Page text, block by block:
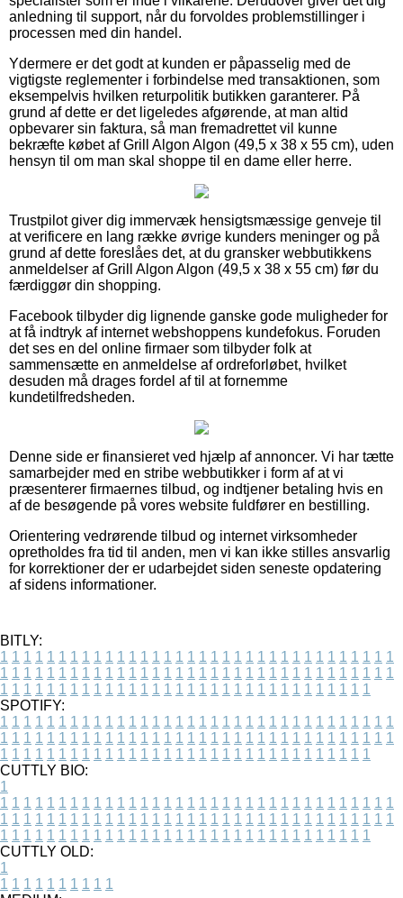
anledning til support, når du forvoldes problemstillinger i
processen med din handel.
Ydermere er det godt at kunden er påpasselig med de
vigtigste reglementer i forbindelse med transaktionen, som
eksempelvis hvilken returpolitik butikken garanterer. På
grund af dette er det ligeledes afgørende, at man altid
opbevarer sin faktura, så man fremadrettet vil kunne
bekræfte købet af Grill Algon Algon (49,5 x 38 x 55 cm), uden
hensyn til om man skal shoppe til en dame eller herre.
Trustpilot giver dig immervæk hensigtsmæssige genveje til
at verificere en lang række øvrige kunders meninger og på
grund af dette foreslåes det, at du gransker webbutikkens
anmeldelser af Grill Algon Algon (49,5 x 38 x 55 cm) før du
færdiggør din shopping.
Facebook tilbyder dig lignende ganske gode muligheder for
at få indtryk af internet webshoppens kundefokus. Foruden
det ses en del online firmaer som tilbyder folk at
sammensætte en anmeldelse af ordreforløbet, hvilket
desuden må drages fordel af til at fornemme
kundetilfredsheden.
Denne side er finansieret ved hjælp af annoncer. Vi har tætte
samarbejder med en stribe webbutikker i form af at vi
præsenterer firmaernes tilbud, og indtjener betaling hvis en
af de besøgende på vores website fuldfører en bestilling.
Orientering vedrørende tilbud og internet virksomheder
opretholdes fra tid til anden, men vi kan ikke stilles ansvarlig
for korrektioner der er udarbejdet siden seneste opdatering
af sidens informationer.
BITLY:
1 1 1 1 1 1 1 1 1 1 1 1 1 1 1 1 1 1 1 1 1 1 1 1 1 1 1 1 1 1 1 1 1 1
1 1 1 1 1 1 1 1 1 1 1 1 1 1 1 1 1 1 1 1 1 1 1 1 1 1 1 1 1 1 1 1 1 1
1 1 1 1 1 1 1 1 1 1 1 1 1 1 1 1 1 1 1 1 1 1 1 1 1 1 1 1 1 1 1 1
SPOTIFY:
1 1 1 1 1 1 1 1 1 1 1 1 1 1 1 1 1 1 1 1 1 1 1 1 1 1 1 1 1 1 1 1 1 1
1 1 1 1 1 1 1 1 1 1 1 1 1 1 1 1 1 1 1 1 1 1 1 1 1 1 1 1 1 1 1 1 1 1
1 1 1 1 1 1 1 1 1 1 1 1 1 1 1 1 1 1 1 1 1 1 1 1 1 1 1 1 1 1 1 1
CUTTLY BIO:
1
1 1 1 1 1 1 1 1 1 1 1 1 1 1 1 1 1 1 1 1 1 1 1 1 1 1 1 1 1 1 1 1 1 1
1 1 1 1 1 1 1 1 1 1 1 1 1 1 1 1 1 1 1 1 1 1 1 1 1 1 1 1 1 1 1 1 1 1
1 1 1 1 1 1 1 1 1 1 1 1 1 1 1 1 1 1 1 1 1 1 1 1 1 1 1 1 1 1 1 1
CUTTLY OLD:
1
1 1 1 1 1 1 1 1 1 1